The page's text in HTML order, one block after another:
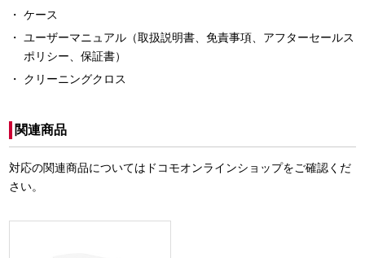
ケース
ユーザーマニュアル（取扱説明書、免責事項、アフターセールス
ポリシー、保証書）
クリーニングクロス
関連商品
対応の関連商品についてはドコモオンラインショップをご確認くだ
さい。